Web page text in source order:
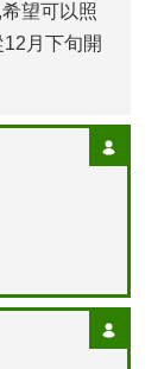
望可以照
月下旬開